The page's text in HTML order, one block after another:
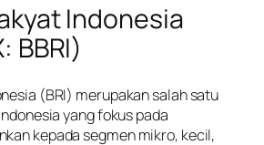
Indonesia
BBRI)
(BRI) merupakan salah satu
yang fokus pada
kepada segmen mikro, kecil,